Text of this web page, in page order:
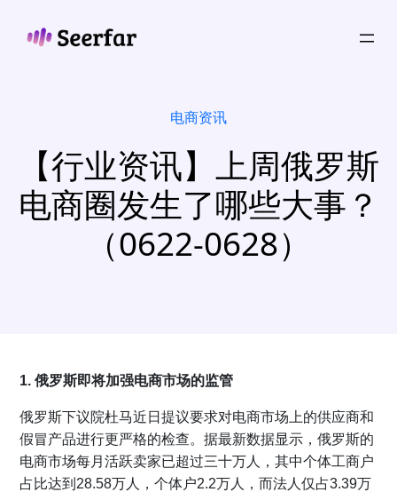
电商资讯
【行业资讯】上周俄罗斯
电商圈发生了哪些大事？
（0622-0628）
1. 俄罗斯即将加强电商市场的监管
俄罗斯下议院杜马近日提议要求对电商市场上的供应商和
假冒产品进行更严格的检查。据最新数据显示，俄罗斯的
电商市场每月活跃卖家已超过三十万人，其中个体工商户
占比达到28.58万人，个体户2.2万人，而法人仅占3.39万